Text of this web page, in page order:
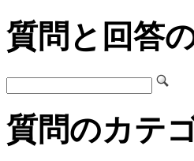
質問と回答
質問のカテ